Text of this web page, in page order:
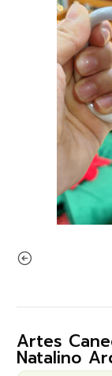
Artes
Natalino